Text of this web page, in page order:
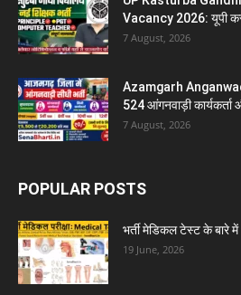
Vacancy 2026: यूपी
7 August, 2026
Azamgarh
524 आंगनवाड़ी कार्यकर्ता
7 August, 2026
POPULAR POSTS
भर्ती मेडिकल टेस्ट के
19 June, 2026